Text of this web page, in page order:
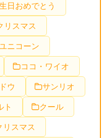
日おめでとう
リスマス
ニコーン
ココ・ワイオ
ウ
サンリオ
ト
クール
リスマス